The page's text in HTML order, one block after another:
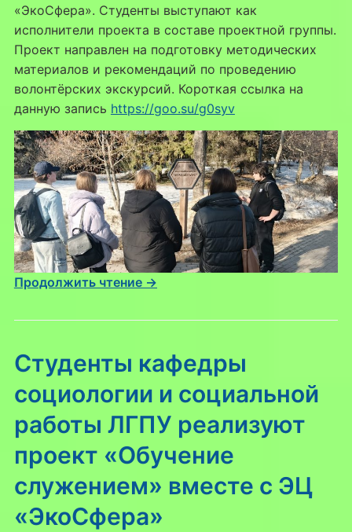
«ЭкоСфера». Студенты выступают как
исполнители проекта в составе проектной группы.
Проект направлен на подготовку методических
материалов и рекомендаций по проведению
волонтёрских экскурсий. Короткая ссылка на
данную запись https://goo.su/g0syv
Продолжить чтение →
Студенты кафедры
социологии и социальной
работы ЛГПУ реализуют
проект «Обучение
служением» вместе с ЭЦ
«ЭкоСфера»